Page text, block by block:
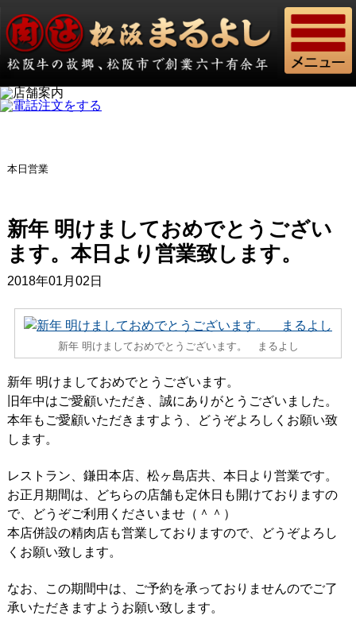
本日営業
新年 明けましておめでとうござい
ます。本日より営業致します。
2018年01月02日
新年 明けましておめでとうございます。 まるよし
新年 明けましておめでとうございます。
旧年中はご愛顧いただき、誠にありがとうございました。
本年もご愛顧いただきますよう、どうぞよろしくお願い致
します。
レストラン、鎌田本店、松ヶ島店共、本日より営業です。
お正月期間は、どちらの店舗も定休日も開けておりますの
で、どうぞご利用くださいませ（＾＾）
本店併設の精肉店も営業しておりますので、どうぞよろし
くお願い致します。
なお、この期間中は、ご予約を承っておりませんのでご了
承いただきますようお願い致します。